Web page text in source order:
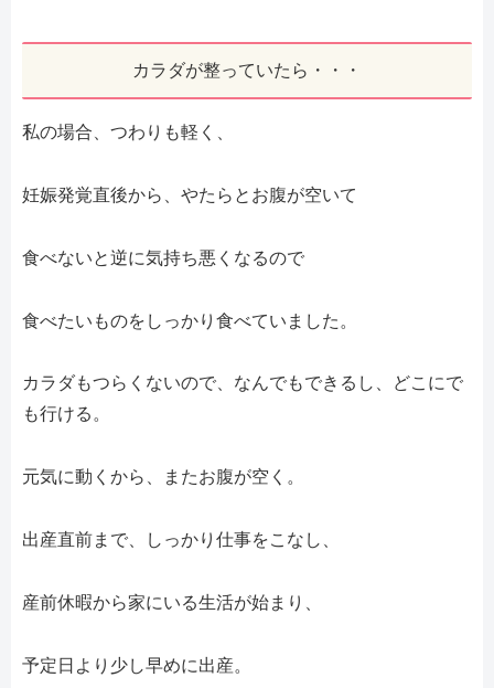
カラダが整っていたら・・・
私の場合、つわりも軽く、
妊娠発覚直後から、やたらとお腹が空いて
食べないと逆に気持ち悪くなるので
食べたいものをしっかり食べていました。
カラダもつらくないので、なんでもできるし、どこにで
も行ける。
元気に動くから、またお腹が空く。
出産直前まで、しっかり仕事をこなし、
産前休暇から家にいる生活が始まり、
予定日より少し早めに出産。